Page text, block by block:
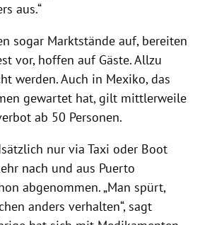
aus.“
sogar Marktstände auf, bereiten
vor, hoffen auf Gäste. Allzu
werden. Auch in Mexiko, das
gewartet hat, gilt mittlerweile
ab 50 Personen.
nur via Taxi oder Boot
nach und aus Puerto
abgenommen. „Man spürt,
anders verhalten“, sagt